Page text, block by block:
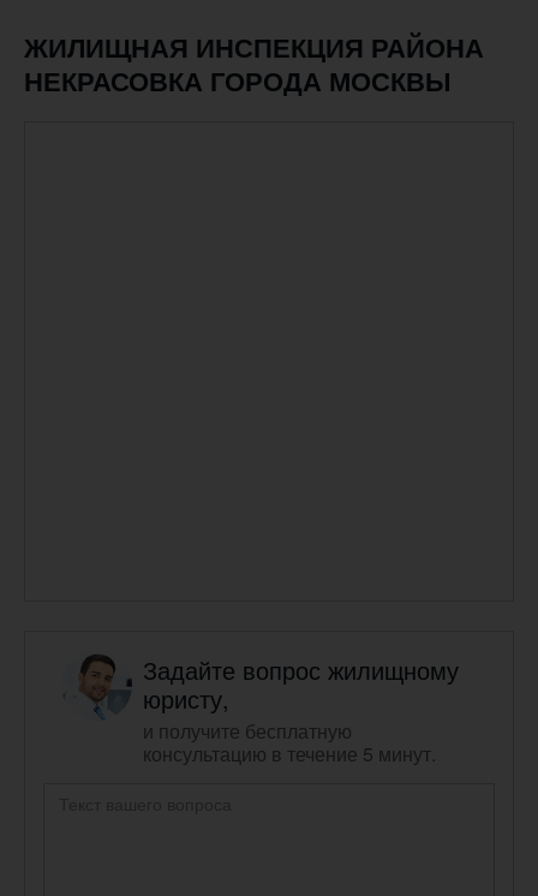
ЖИЛИЩНАЯ ИНСПЕКЦИЯ РАЙОНА
НЕКРАСОВКА ГОРОДА МОСКВЫ
Задайте вопрос жилищному
юристу,
и получите бесплатную
консультацию в течение 5 минут.